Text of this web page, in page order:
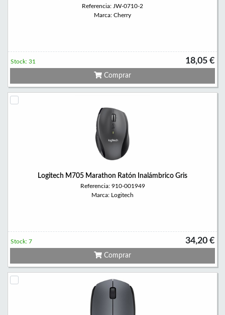
Referencia: JW-0710-2
Marca: Cherry
18,05 €
Stock: 31
Comprar
Logitech M705 Marathon Ratón Inalámbrico Gris
Referencia: 910-001949
Marca: Logitech
34,20 €
Stock: 7
Comprar